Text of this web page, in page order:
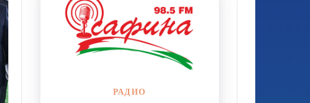
РАДИО